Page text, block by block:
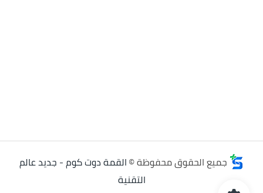
جميع الحقوق محفوظة ©القمة دوت كوم - جديد عالم
التقنية